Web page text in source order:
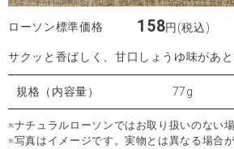
ローソン標準価格 158円(税込)
サクッと香ばしく、甘口しょうゆ味があと
規格（内容量） 77g
※ナチュラルローソンではお取り扱いのない
※写真はイメージです。実物とは異なる場合が